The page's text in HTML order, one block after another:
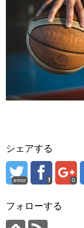
シェアする
error 0
フォローする